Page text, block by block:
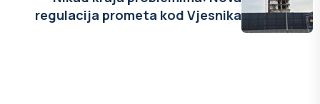
regulacija prometa kod Vjesnika